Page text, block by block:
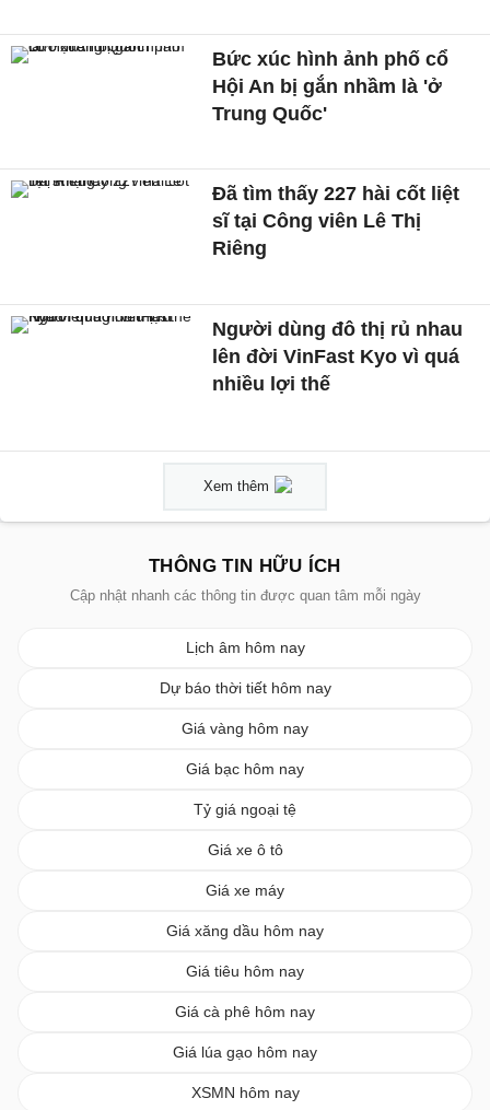
Bức xúc hình ảnh phố cổ
Hội An bị gắn nhầm là 'ở
Trung Quốc'
Đã tìm thấy 227 hài cốt liệt
sĩ tại Công viên Lê Thị
Riêng
Người dùng đô thị rủ nhau
lên đời VinFast Kyo vì quá
nhiều lợi thế
Xem thêm
THÔNG TIN HỮU ÍCH
Cập nhật nhanh các thông tin được quan tâm mỗi ngày
Lịch âm hôm nay
Dự báo thời tiết hôm nay
Giá vàng hôm nay
Giá bạc hôm nay
Tỷ giá ngoại tệ
Giá xe ô tô
Giá xe máy
Giá xăng dầu hôm nay
Giá tiêu hôm nay
Giá cà phê hôm nay
Giá lúa gạo hôm nay
XSMN hôm nay